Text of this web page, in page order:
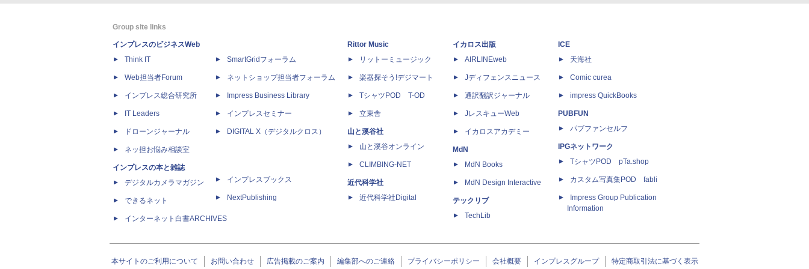
Group site links
インプレスのビジネスWeb
Think IT
Web担当者Forum
インプレス総合研究所
IT Leaders
ドローンジャーナル
ネッ担お悩み相談室
インプレスの本と雑誌
デジタルカメラマガジン
できるネット
インターネット白書ARCHIVES
SmartGridフォーラム
ネットショップ担当者フォーラム
Impress Business Library
インプレスセミナー
DIGITAL X（デジタルクロス）
インプレスブックス
NextPublishing
Rittor Music
リットーミュージック
楽器探そう!デジマート
TシャツPOD T-OD
立東舎
山と溪谷社
山と溪谷オンライン
CLIMBING-NET
近代科学社
近代科学社Digital
イカロス出版
AIRLINEweb
Jディフェンスニュース
通訳翻訳ジャーナル
JレスキューWeb
イカロスアカデミー
MdN
MdN Books
MdN Design Interactive
テックリブ
TechLib
ICE
天海社
Comic curea
impress QuickBooks
PUBFUN
パブファンセルフ
IPGネットワーク
TシャツPOD pTa.shop
カスタム写真集POD fabli
Impress Group Publication
Information
本サイトのご利用について お問い合わせ 広告掲載のご案内 編集部へのご連絡 プライバシーポリシー 会社概要 インプレスグループ 特定商取引法に基づく表示